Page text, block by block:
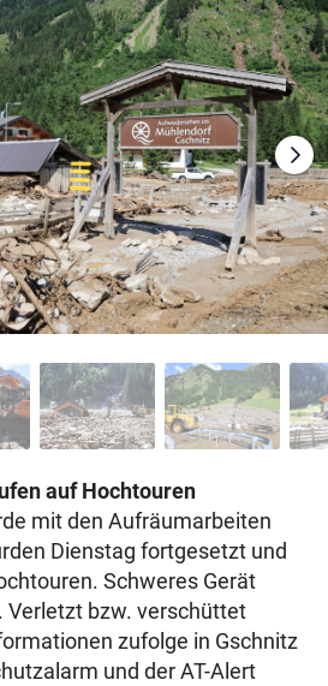
auf Hochtouren
mit den Aufräumarbeiten
Dienstag fortgesetzt und
Schweres Gerät
Verletzt bzw. verschüttet
zufolge in Gschnitz
und der AT-Alert